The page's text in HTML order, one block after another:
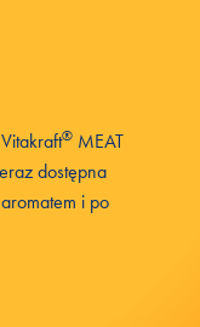
® MEAT
dostępna
i po